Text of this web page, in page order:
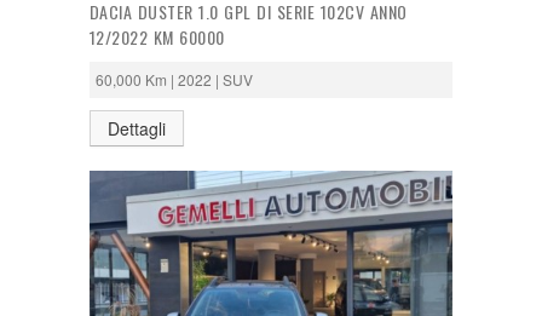
DACIA DUSTER 1.0 GPL DI SERIE 102CV ANNO
12/2022 KM 60000
60,000 Km | 2022 | SUV
Dettagli